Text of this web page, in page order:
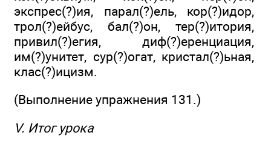
экспрес(?)ия, парал(?)ель, кор(?)идор,
трол(?)ейбус, бал(?)он, тер(?)итория,
привил(?)егия, диф(?)еренциация,
им(?)унитет, сур(?)огат, кристал(?)ьная,
клас(?)ицизм.
(Выполнение упражнения 131.)
V. Итог урока